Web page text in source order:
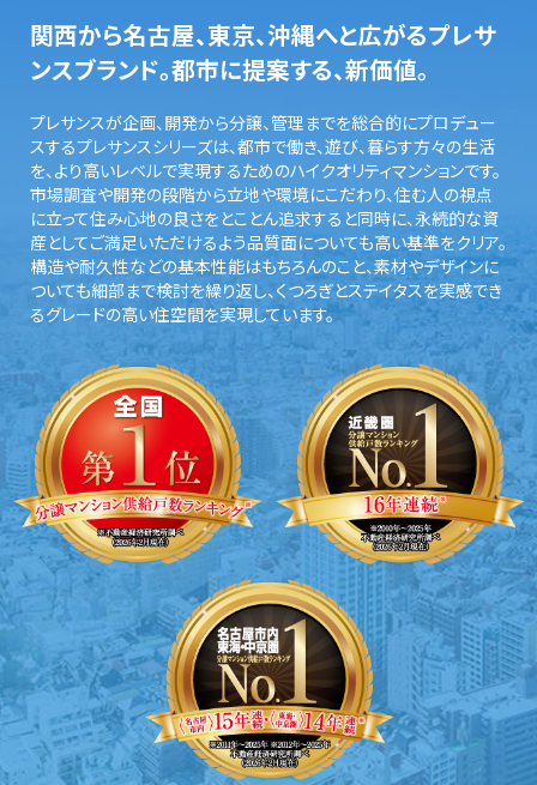
関西から名古屋、東京、沖縄へと広がるプレサ
ンスブランド。都市に提案する、新価値。
プレサンスが企画、開発から分譲、管理までを総合的にプロデュー
スするプレサンスシリーズは、都市で働き、遊び、暮らす方々の生活
を、より高いレベルで実現するためのハイクオリティマンションです。
市場調査や開発の段階から立地や環境にこだわり、住む人の視点
に立って住み心地の良さをとことん追求すると同時に、永続的な資
産としてご満足いただけるよう品質面についても高い基準をクリア。
構造や耐久性などの基本性能はもちろんのこと、素材やデザインに
ついても細部まで検討を繰り返し、くつろぎとステイタスを実感でき
るグレードの高い住空間を実現しています。